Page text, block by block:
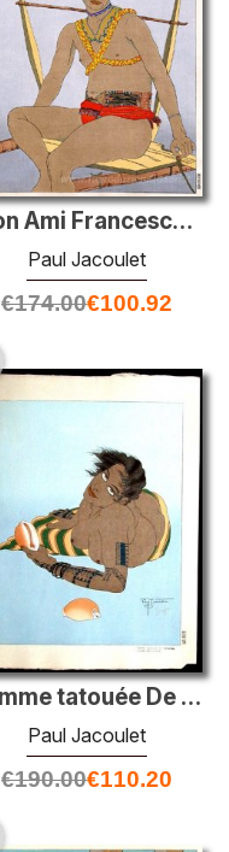
Mon Ami Francesco Ogarto. Marianes
Paul Jacoulet
€174.00€100.92
Femme tatouée De Falalap. Ouest Carolines
Paul Jacoulet
€190.00€110.20